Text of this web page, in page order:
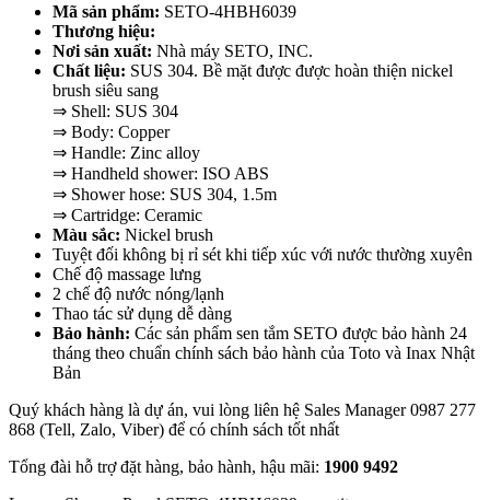
Mã sản phẩm: SETO-4HBH6039
Thương hiệu:
Nơi sản xuất: Nhà máy SETO, INC.
Chất liệu: SUS 304. Bề mặt được được hoàn thiện nickel
brush siêu sang
⇒ Shell: SUS 304
⇒ Body: Copper
⇒ Handle: Zinc alloy
⇒ Handheld shower: ISO ABS
⇒ Shower hose: SUS 304, 1.5m
⇒ Cartridge: Ceramic
Màu sắc: Nickel brush
Tuyệt đối không bị rỉ sét khi tiếp xúc với nước thường xuyên
Chế độ massage lưng
2 chế độ nước nóng/lạnh
Thao tác sử dụng dễ dàng
Bảo hành: Các sản phẩm sen tắm SETO được bảo hành 24
tháng theo chuẩn chính sách bảo hành của Toto và Inax Nhật
Bản
Quý khách hàng là dự án, vui lòng liên hệ Sales Manager 0987 277
868 (Tell, Zalo, Viber) để có chính sách tốt nhất
Tổng đài hỗ trợ đặt hàng, bảo hành, hậu mãi: 1900 9492